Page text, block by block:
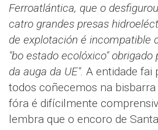
Ferroatlántica, que o
catro grandes presas
de explotación é incompatible
"bo estado ecolóxico"
da auga da UE". A entidade fai
todos coñecemos na
fóra é difícilmente
lembra que o encoro de